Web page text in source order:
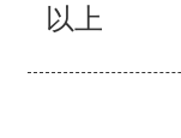
以上